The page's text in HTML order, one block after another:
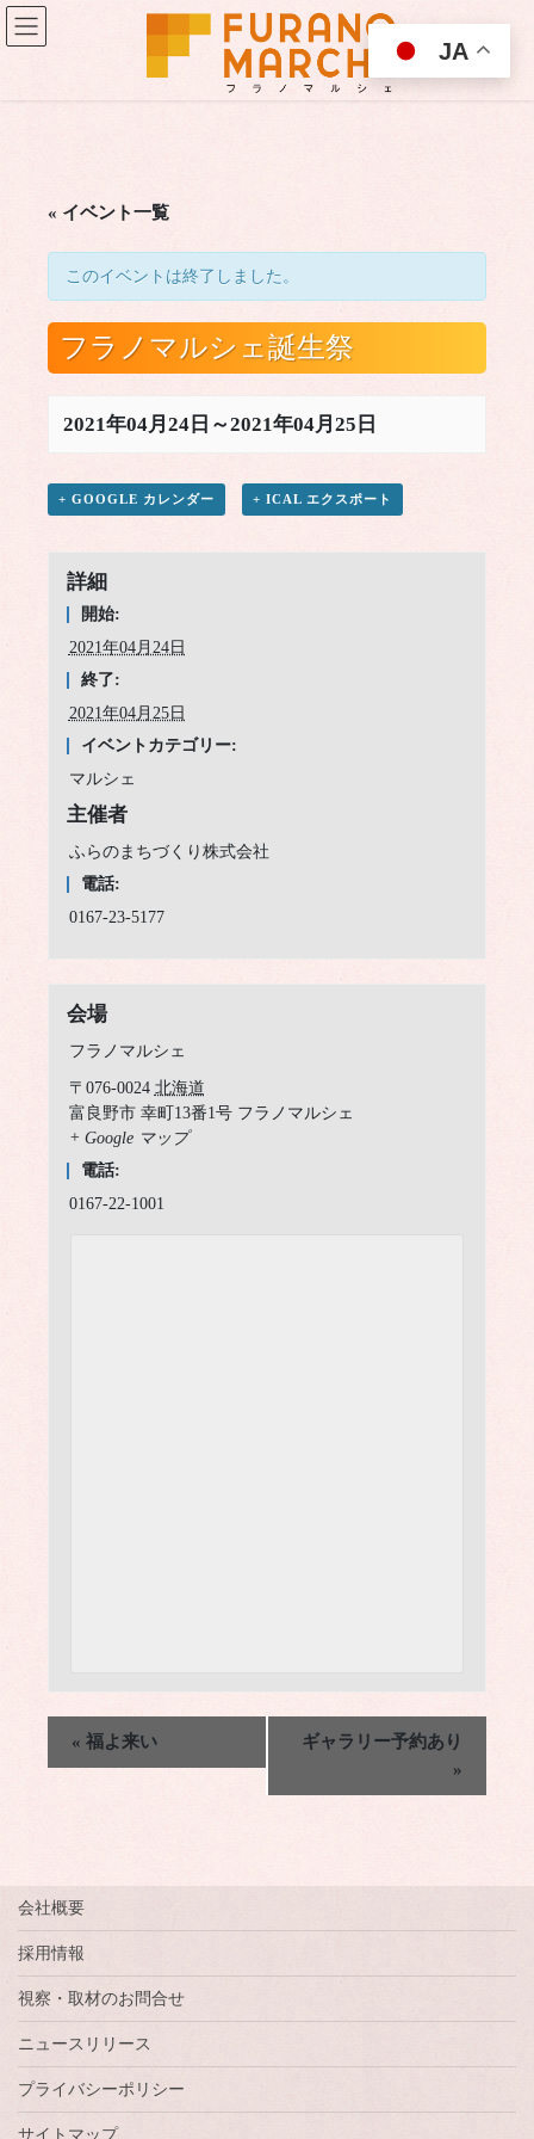
コ
ン
ナ
ビ
« イベント一覧
このイベントは終了しました。
フラノマルシェ誕生祭
2021年04月24日 ～2021年04月25日
+ GOOGLE カレンダー + ICAL エクスポート
詳細
開始:
2021年04月24日
終了:
2021年04月25日
イベントカテゴリー:
マルシェ
主催者
ふらのまちづくり株式会社
電話:
0167-23-5177
会場
フラノマルシェ
〒076-0024 北海道
富良野市 幸町13番1号 フラノマルシェ
+ Google マップ
電話:
0167-22-1001
« 福よ来い
ギャラリー予約あり
»
会社概要
採用情報
視察・取材のお問合せ
ニュースリリース
プライバシーポリシー
サイトマップ
JA